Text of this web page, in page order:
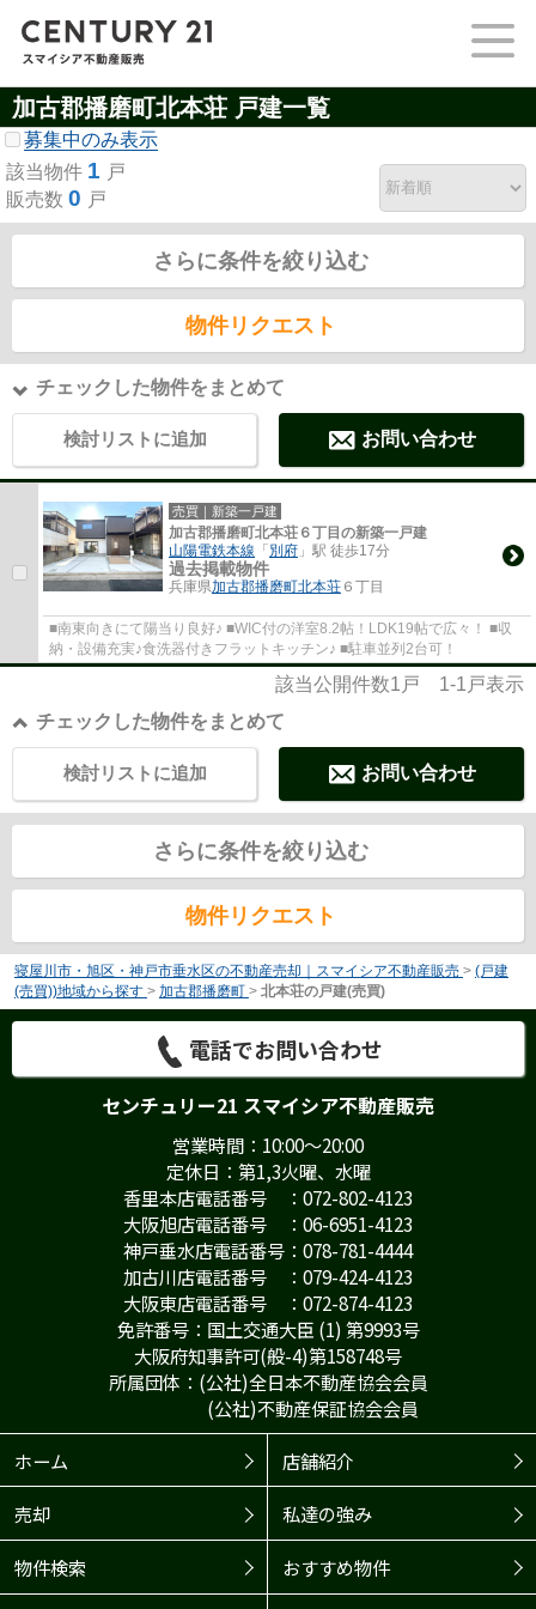
加古郡播磨町北本荘 戸建一覧
募集中のみ表示
該当物件 1 戸
販売数 0 戸
さらに条件を絞り込む
物件リクエスト
チェックした物件をまとめて
検討リストに追加 お問い合わせ
売買｜新築一戸建
加古郡播磨町北本荘６丁目の新築一戸建
山陽電鉄本線 「別府 」駅 徒歩17分
過去掲載物件
兵庫県加古郡播磨町北本荘 ６丁目
■南東向きにて陽当り良好♪ ■WIC付の洋室8.2帖！LDK19帖で広々！ ■収
納・設備充実♪食洗器付きフラットキッチン♪ ■駐車並列2台可！
該当公開件数1 戸 1-1 戸表示
チェックした物件をまとめて
お問い合わせ
検討リストに追加
さらに条件を絞り込む
物件リクエスト
寝屋川市・旭区・神戸市垂水区の不動産売却｜スマイシア不動産販売 > (戸建
(売買))地域から探す > 加古郡播磨町 > 北本荘の戸建(売買)
電話でお問い合わせ
センチュリー21 スマイシア不動産販売
営業時間：10:00～20:00
定休日：第1,3火曜、水曜
香里本店電話番号 ：072-802-4123
大阪旭店電話番号 ：06-6951-4123
神戸垂水店電話番号：078-781-4444
加古川店電話番号 ：079-424-4123
大阪東店電話番号 ：072-874-4123
免許番号：国土交通大臣 (1) 第9993号
大阪府知事許可(般-4)第158748号
所属団体：(公社)全日本不動産協会会員
(公社)不動産保証協会会員
ホーム
店舗紹介
売却 私達の強み
物件検索 おすすめ物件